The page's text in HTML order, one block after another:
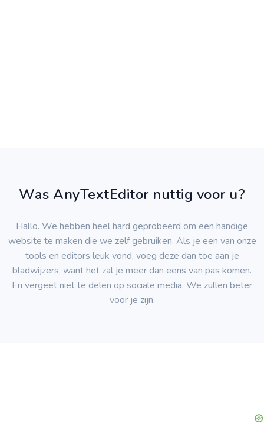
Was AnyTextEditor nuttig voor u?
Hallo. We hebben heel hard geprobeerd om een handige
website te maken die we zelf gebruiken. Als je een van onze
tools en editors leuk vond, voeg deze dan toe aan je
bladwijzers, want het zal je meer dan eens van pas komen.
En vergeet niet te delen op sociale media. We zullen beter
voor je zijn.